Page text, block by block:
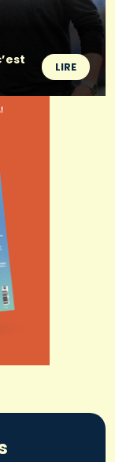
LIRE